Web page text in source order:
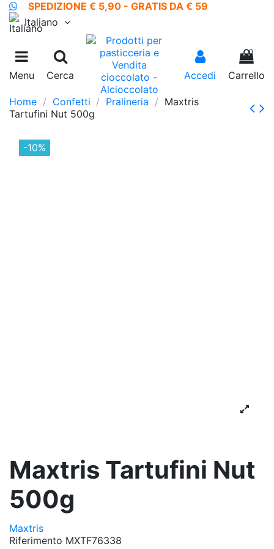
SPEDIZIONE € 5,90 - GRATIS DA € 59
Italiano
Menu Cerca Accedi
0
Carrello
Home Confetti Pralineria
Maxtris
Tartufini Nut 500g
-10%
Maxtris Tartufini Nut
500g
Maxtris
Riferimento MXTF76338